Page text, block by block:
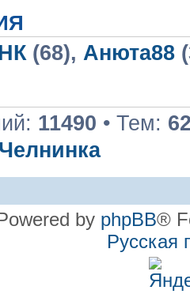
(68), Анюта88
11490 • Тем:
Челнинка
by phpBB®
Русская